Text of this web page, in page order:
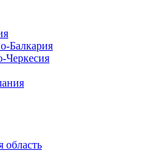
Балкария
Черкесия
область